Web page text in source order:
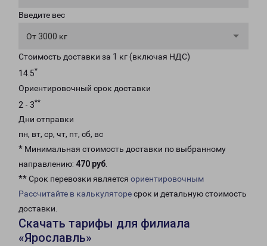
Введите вес
От 3000 кг
Стоимость доставки за 1 кг (включая НДС)
14.5*
Ориентировочный срок доставки
2 - 3**
Дни отправки
пн, вт, ср, чт, пт, сб, вс
* Минимальная стоимость доставки по выбранному
направлению: 470 руб.
** Срок перевозки является ориентировочным
Рассчитайте в калькуляторесрок и детальную стоимость
доставки.
Скачать тарифы для филиала
«Ярославль»